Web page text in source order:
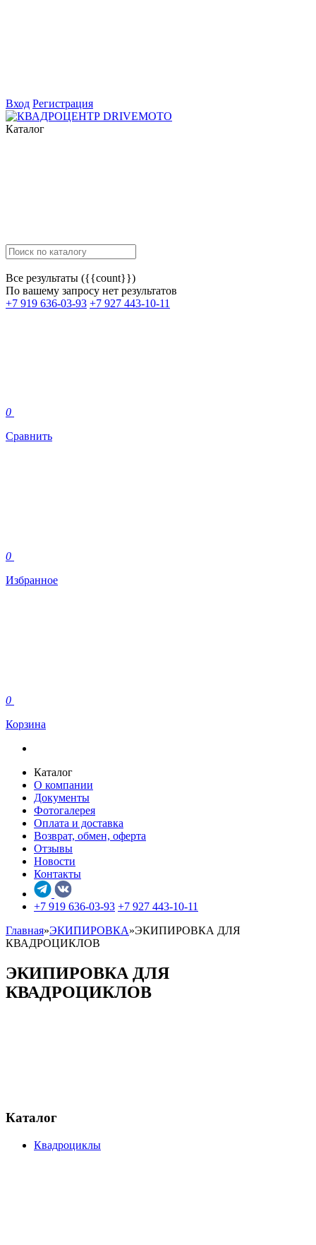
Вход Регистрация
Каталог
Все результаты ({{count}})
По вашему запросу нет результатов
+7 919 636-03-93 +7 927 443-10-11
0
Сравнить
0
Избранное
0
Корзина
Каталог
О компании
Документы
Фотогалерея
Оплата и доставка
Возврат, обмен, оферта
Отзывы
Новости
Контакты
+7 919 636-03-93 +7 927 443-10-11
Главная»ЭКИПИРОВКА»ЭКИПИРОВКА ДЛЯ
КВАДРОЦИКЛОВ
ЭКИПИРОВКА ДЛЯ
КВАДРОЦИКЛОВ
Каталог
Квадроциклы